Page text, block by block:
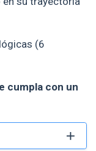
(6
cumpla con un